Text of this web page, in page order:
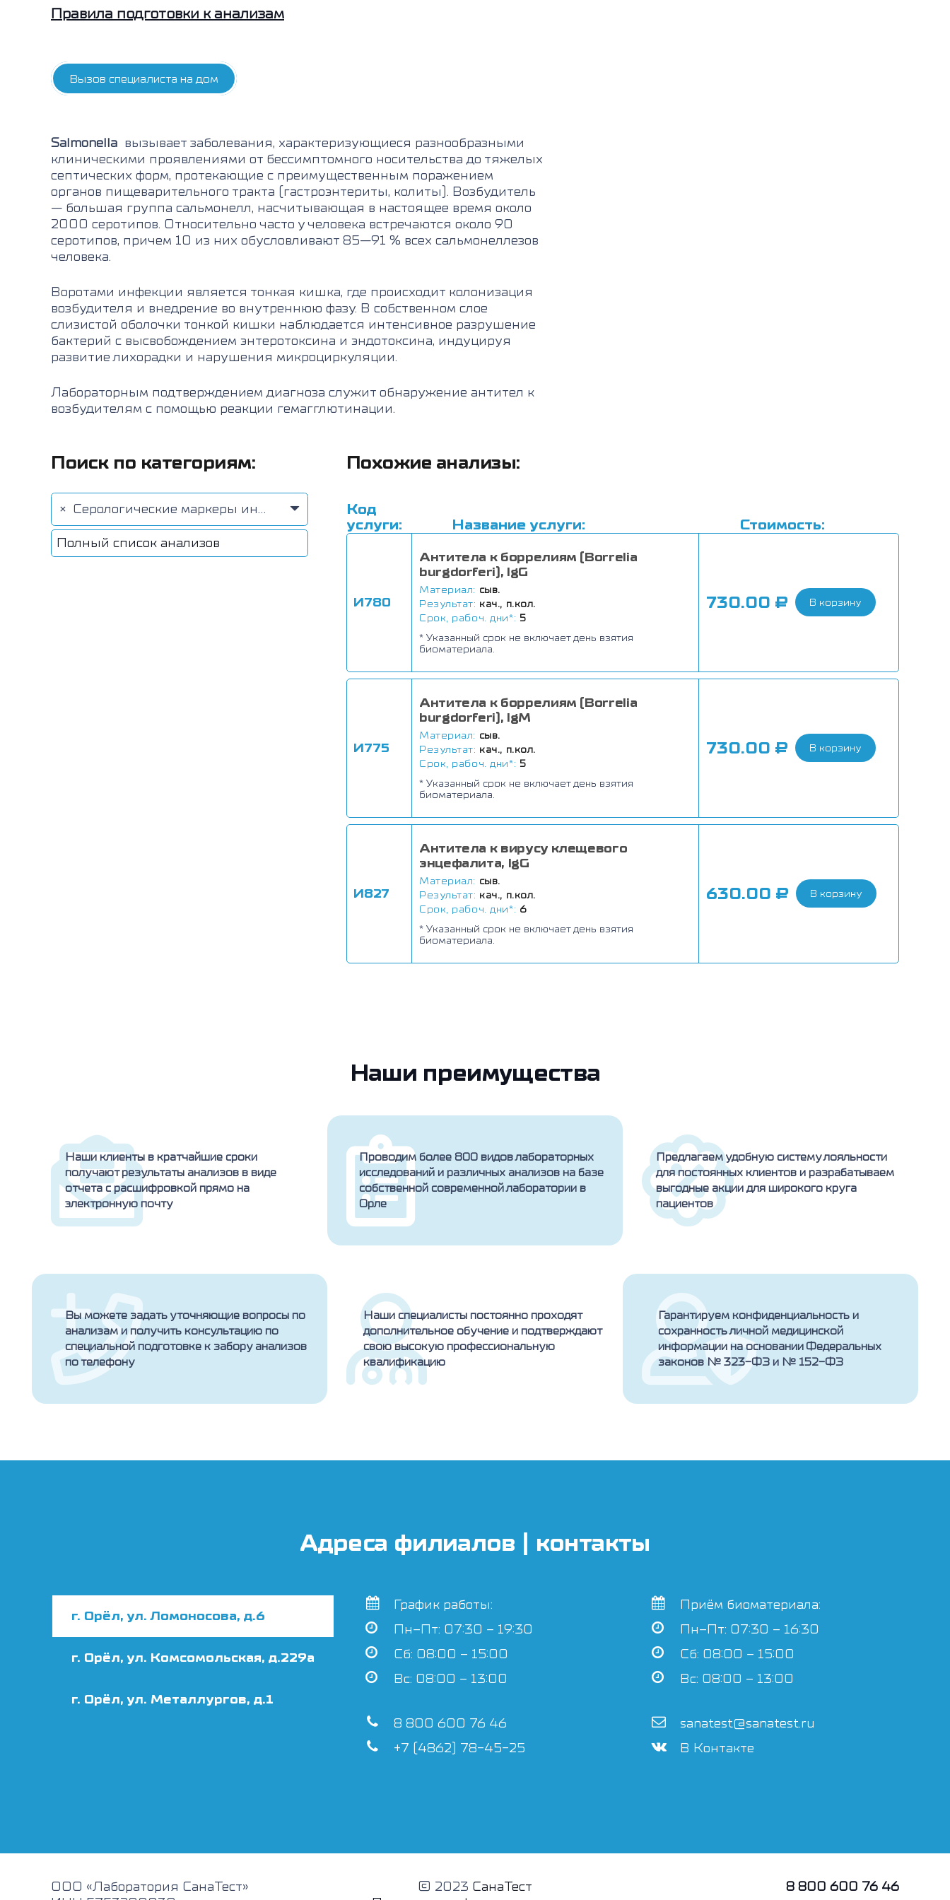
Правила подготовки к анализам
Вызов специалиста на дом
Salmonella вызывает заболевания, характеризующиеся разнообразными
клиническими проявлениями от бессимптомного носительства до тяжелых
септических форм, протекающие с преимущественным поражением
органов пищеварительного тракта (гастроэнтериты, колиты). Возбудитель
— большая группа сальмонелл, насчитывающая в настоящее время около
2000 серотипов. Относительно часто у человека встречаются около 90
серотипов, причем 10 из них обусловливают 85—91 % всех сальмонеллезов
человека.
Воротами инфекции является тонкая кишка, где происходит колонизация
возбудителя и внедрение во внутреннюю фазу. В собственном слое
слизистой оболочки тонкой кишки наблюдается интенсивное разрушение
бактерий с высвобождением энтеротоксина и эндотоксина, индуцируя
развитие лихорадки и нарушения микроциркуляции.
Лабораторным подтверждением диагноза служит обнаружение антител к
возбудителям с помощью реакции гемагглютинации.
Поиск по категориям:
× Серологические маркеры инфекционных заболеваний (78)
Полный список анализов
Похожие анализы:
Код
услуги:
Название услуги: Стоимость:
И780
Антитела к боррелиям (Borrelia
burgdorferi), IgG
Материал: сыв.
Результат: кач., п.кол.
Срок, рабоч. дни*: 5
* Указанный срок не включает день взятия
биоматериала.
730.00 ₽ В корзину
И775
Антитела к боррелиям (Borrelia
burgdorferi), IgM
Материал: сыв.
Результат: кач., п.кол.
Срок, рабоч. дни*: 5
* Указанный срок не включает день взятия
биоматериала.
730.00 ₽ В корзину
И827
Антитела к вирусу клещевого
энцефалита, IgG
Материал: сыв.
Результат: кач., п.кол.
Срок, рабоч. дни*: 6
* Указанный срок не включает день взятия
биоматериала.
630.00 ₽ В корзину
Наши преимущества
Наши клиенты в кратчайшие сроки
получают результаты анализов в виде
отчета с расшифровкой прямо на
электронную почту
Проводим более 800 видов лабораторных
исследований и различных анализов на базе
собственной современной лаборатории в
Орле
Предлагаем удобную систему лояльности
для постоянных клиентов и разрабатываем
выгодные акции для широкого круга
пациентов
Вы можете задать уточняющие вопросы по
анализам и получить консультацию по
специальной подготовке к забору анализов
по телефону
Наши специалисты постоянно проходят
дополнительное обучение и подтверждают
свою высокую профессиональную
квалификацию
Гарантируем конфиденциальность и
сохранность личной медицинской
информации на основании Федеральных
законов № 323-ФЗ и № 152-ФЗ
Адреса филиалов | контакты
г. Орёл, ул. Ломоносова, д.6
г. Орёл, ул. Комсомольская, д.229а
г. Орёл, ул. Металлургов, д.1
График работы:
Пн–Пт: 07:30 – 19:30
Сб: 08:00 – 15:00
Вс: 08:00 – 13:00
8 800 600 76 46
+7 (4862) 78-45-25
Приём биоматериала:
Пн–Пт: 07:30 – 16:30
Сб: 08:00 – 15:00
Вс: 08:00 – 13:00
sanatest@sanatest.ru
В Контакте
ООО «Лаборатория СанаТест»
© 2023 СанаТест
8 800 600 76 46